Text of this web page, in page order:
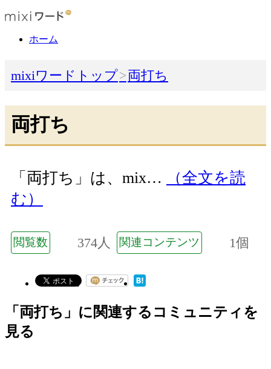
ホーム
mixiワードトップ 両打ち
両打ち
「両打ち」は、mix…
（全文を読
む）
閲覧数 374人 関連コンテンツ 1個
「両打ち」に関連するコミュニティを
見る